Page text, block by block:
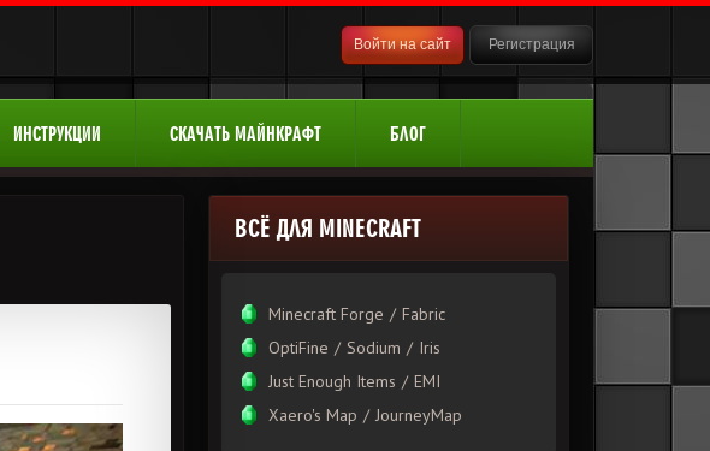
Войти на сайт Регистрация
ИНСТРУКЦИИ СКАЧАТЬ МАЙНКРАФТ БЛОГ
ВСЁ ДЛЯ MINECRAFT
Minecraft Forge / Fabric
OptiFine / Sodium / Iris
Just Enough Items / EMI
Xаero's Mаp / JourneyMap